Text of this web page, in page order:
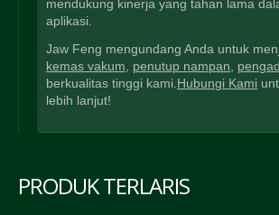
mendukung kinerja yang tahan lama
aplikasi.
Jaw Feng mengundang Anda untuk
kemas vakum
penutup nampan
berkualitas tinggi kami. Hubungi Kami
lebih lanjut!
PRODUK TERLARIS